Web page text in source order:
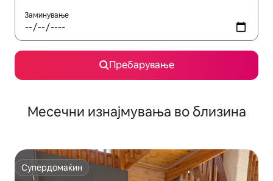
Заминување
Пребарување
Месечни изнајмувања во близина
Супердомаќин
Супердомаќин